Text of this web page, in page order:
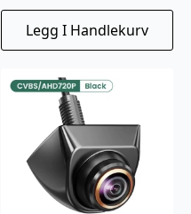
Legg I Handlekurv